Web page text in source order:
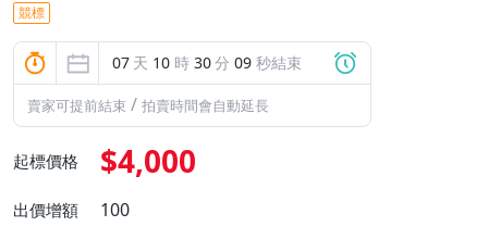
競標
07 天 10 時 30分 08 秒結束
賣家可提前結束 / 拍賣時間會自動延長
起標價格 $4,000
出價增額 100